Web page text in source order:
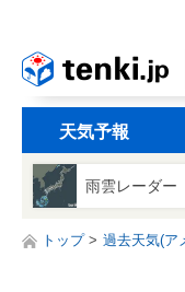
天気予報
雨雲レーダー
トップ 過去天気(ア